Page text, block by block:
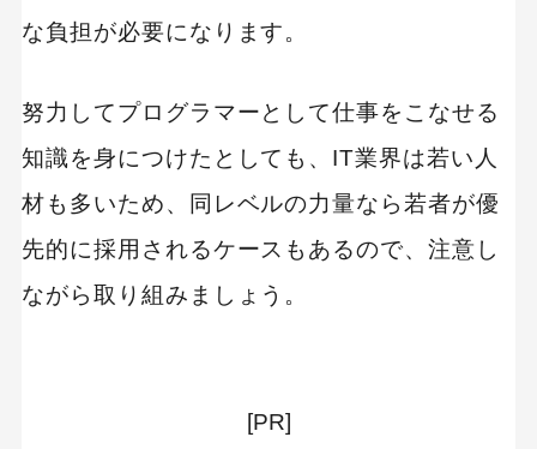
独学で勉強する場合
プログラマーとして働くためにすることは4つ
①転職エージェントを利用する
②ポートフォリオを作成する
③スキルを磨き続ける
50代からでもプログラマーになれる
な負担が必要になります。
努力してプログラマーとして仕事をこなせる
知識を身につけたとしても、IT業界は若い人
材も多いため、同レベルの力量なら若者が優
先的に採用されるケースもあるので、注意し
ながら取り組みましょう。
[PR]